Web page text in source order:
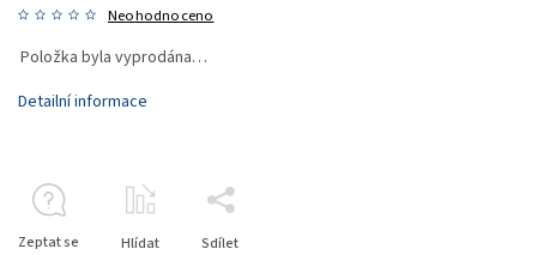
Neohodnoceno
Položka byla vyprodána…
Detailní informace
Zeptat se Hlídat Sdílet